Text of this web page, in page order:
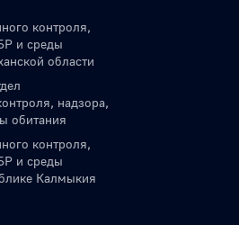
контроля,
и среды
области
надзора,
обитания
контроля,
и среды
Калмыкия